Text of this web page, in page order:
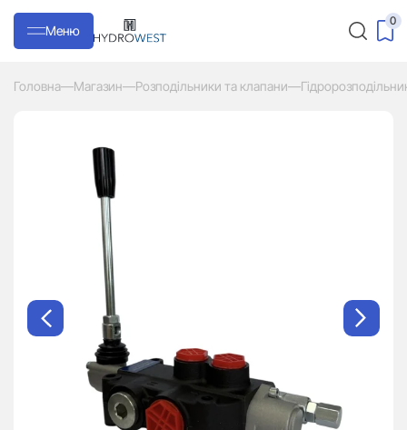
Меню
0
Головна—Магазин—Розподільники та клапани—